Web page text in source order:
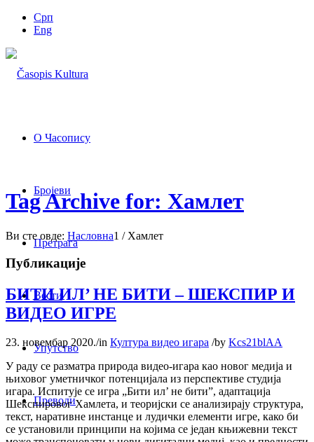
Срп
Eng
О Часопису
Бројеви
Претрага
Вести
Упутство
Преводи
Tag Archive for: Хамлет
Ви сте овде: Насловна1 / Хамлет
Публикације
БИТИ ИЛ’ НЕ БИТИ – ШЕКСПИР И
ВИДЕО ИГРЕ
23. новембар 2020./in Култура видео игара /by Kcs21blAA
У раду се разматра природа видео-игара као новог медија и
њиховог уметничког потенцијала из перспективе студија
игара. Испитује се игра „Бити ил’ не бити”, адаптација
Шекспировог Хамлета, и теоријски се анализирају структура,
текст, наративне инстанце и лудички елементи игре, како би
се установили принципи на којима се један књижевни текст